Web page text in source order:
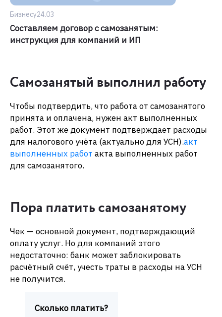
Бизнесу24.03
Составляем договор с самозанятым:
инструкция для компаний и ИП
Самозанятый выполнил работу
Чтобы подтвердить, что работа от самозанятого
принята и оплачена, нужен акт выполненных
работ. Этот же документ подтверждает расходы
для налогового учёта (актуально для УСН).акт
выполненных работ акта выполненных работ
для самозанятого.
Пора платить самозанятому
Чек — основной документ, подтверждающий
оплату услуг. Но для компаний этого
недостаточно: банк может заблокировать
расчётный счёт, учесть траты в расходы на УСН
не получится.
Сколько платить?